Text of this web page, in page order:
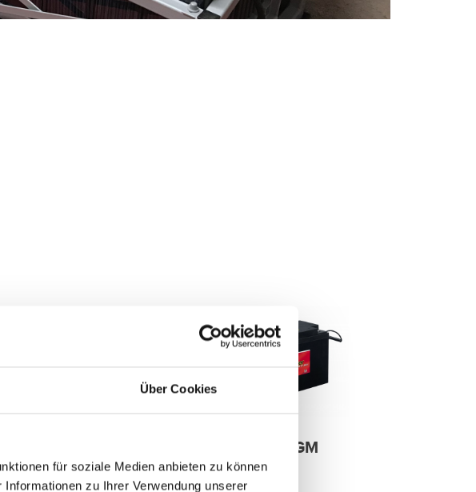
Über Cookies
für soziale Medien anbieten zu können
zu Ihrer Verwendung unserer
Bull Nass
Stand by Bull AGM
AGM